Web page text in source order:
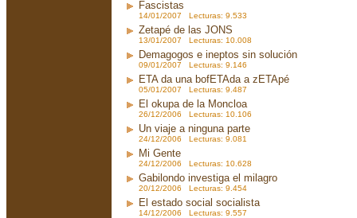
Fascistas
14/01/2007 Lecturas: 9.533
Zetapé de las JONS
13/01/2007 Lecturas: 10.008
Demagogos e ineptos sin solución
09/01/2007 Lecturas: 9.146
ETA da una bofETAda a zETApé
05/01/2007 Lecturas: 9.487
El okupa de la Moncloa
26/12/2006 Lecturas: 10.106
Un viaje a ninguna parte
24/12/2006 Lecturas: 9.081
Mi Gente
24/12/2006 Lecturas: 10.628
Gabilondo investiga el milagro
20/12/2006 Lecturas: 9.454
El estado social socialista
14/12/2006 Lecturas: 9.557